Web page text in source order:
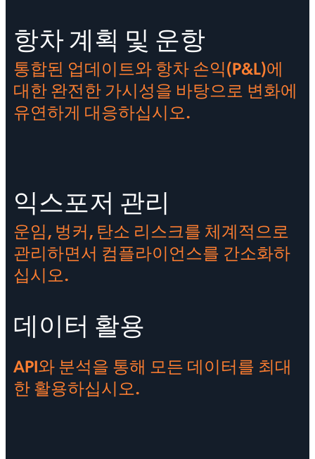
항차 계획 및 운항
통합된 업데이트와 항차 손익(P&L)에
대한 완전한 가시성을 바탕으로 변화에
유연하게 대응하십시오.
익스포저 관리
운임, 벙커, 탄소 리스크를 체계적으로
관리하면서 컴플라이언스를 간소화하
십시오.
데이터 활용
API와 분석을 통해 모든 데이터를 최대
한 활용하십시오.